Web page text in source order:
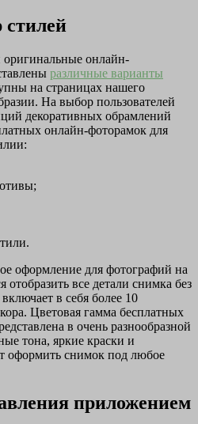
оригинальные онлайн-
различные варианты
на страницах нашего
На выбор пользователей
декоративных обрамлений
онлайн-фоторамок для
оформление для фотографий на
отобразить все детали снимка без
в себя более 10
Цветовая гамма бесплатных
в очень разнообразной
тона, яркие краски и
оформить снимок под любое
приложением